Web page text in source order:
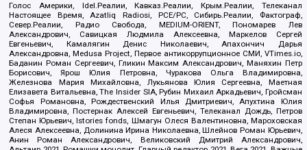
Голос Америки, Idel.Реалии, Кавказ.Реалии, Крым.Реалии, Телеканал
Настоящее Время, Azatliq Radiosi, PCE/PC, Сибирь.Реалии, Фактограф,
Север.Реалии, Радио Свобода, MEDIUM-ORIENT, Пономарев Лев
Александрович, Савицкая Людмила Алексеевна, Маркелов Сергей
Евгеньевич, Камалягин Денис Николаевич, Апахончич Дарья
Александровна, Medusa Project, Первое антикоррупционное СМИ, VTimes.io,
Баданин Роман Сергеевич, Гликин Максим Александрович, Маняхин Петр
Борисович, Ярош Юлия Петровна, Чуракова Ольга Владимировна,
Железнова Мария Михайловна, Лукьянова Юлия Сергеевна, Маетная
Елизавета Витальевна, The Insider SIA, Рубин Михаил Аркадьевич, Гройсман
Софья Романовна, Рождественский Илья Дмитриевич, Апухтина Юлия
Владимировна, Постернак Алексей Евгеньевич, Телеканал Дождь, Петров
Степан Юрьевич, Istories fonds, Шмагун Олеся Валентиновна, Мароховская
Алеся Алексеевна, Долинина Ирина Николаевна, Шлейнов Роман Юрьевич,
Анин Роман Александрович, Великовский Дмитрий Александрович,